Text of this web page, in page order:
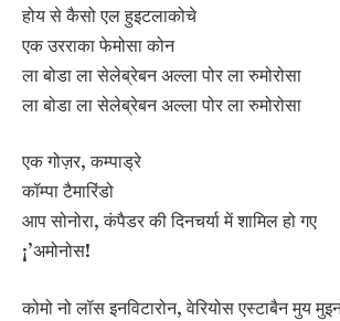
होय से कैसो एल हुइटलाकोचे
एक उरराका फेमोसा कोन
ला बोडा ला सेलेब्रेबन अल्ला पोर ला रुमोरोसा
ला बोडा ला सेलेब्रेबन अल्ला पोर ला रुमोरोसा
एक गोज़र, कम्पाड्रे
कॉम्पा टैमारिंडो
आप सोनोरा, कंपैडर की दिनचर्या में शामिल हो गए
¡’अमोनोस!
कोमो नो लॉस इनविटारोन, वेरियोस एस्टाबैन मुय